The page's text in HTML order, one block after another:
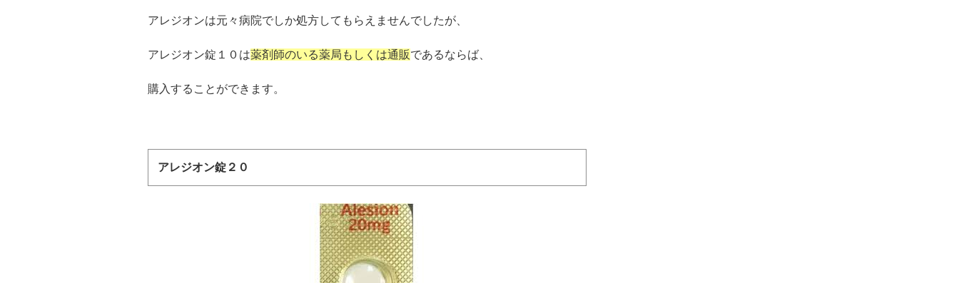
アレジオンは元々病院でしか処方してもらえませんでしたが、
アレジオン錠１０は薬剤師のいる薬局もしくは通販であるならば、
購入することができます。
アレジオン錠２０